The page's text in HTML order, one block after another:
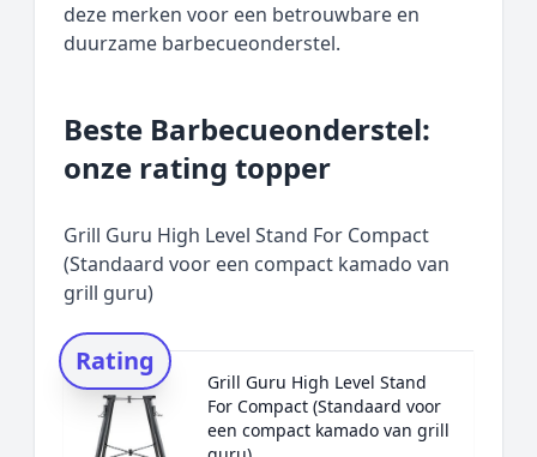
deze merken voor een betrouwbare en
duurzame barbecueonderstel.
Beste Barbecueonderstel:
onze rating topper
Grill Guru High Level Stand For Compact
(Standaard voor een compact kamado van
grill guru)
Rating
Grill Guru High Level Stand
For Compact (Standaard voor
een compact kamado van grill